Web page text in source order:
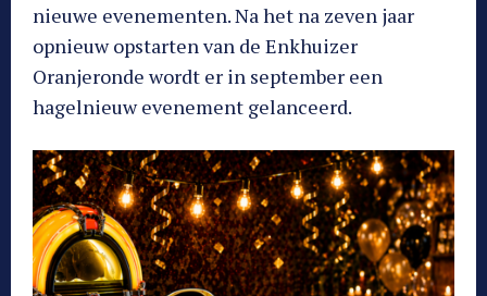
nieuwe evenementen. Na het na zeven jaar
opnieuw opstarten van de Enkhuizer
Oranjeronde wordt er in september een
hagelnieuw evenement gelanceerd.